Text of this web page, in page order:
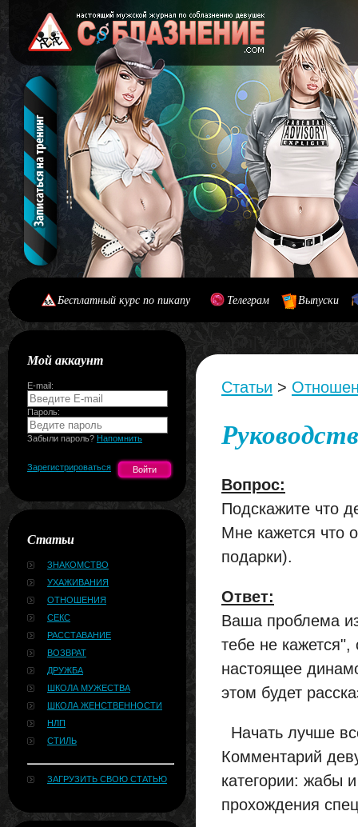
Бесплатный курс по пикапу Телеграм Выпуски
Мой аккаунт
E-mail:
Пароль:
Забыли пароль? Напомнить
Зарегистрироваться
Статьи
ЗНАКОМСТВО
УХАЖИВАНИЯ
ОТНОШЕНИЯ
СЕКС
РАССТАВАНИЕ
ВОЗВРАТ
ДРУЖБА
ШКОЛА МУЖЕСТВА
ШКОЛА ЖЕНСТВЕННОСТИ
НЛП
СТИЛЬ
ЗАГРУЗИТЬ СВОЮ СТАТЬЮ
Статьи >
Вопрос:
Подскажите что
Мне кажется что
подарки).
Ответ:
Ваша проблема
тебе не
настоящее
этом будет
Начать лучше
Комментарий
категории: жабы
прохождения